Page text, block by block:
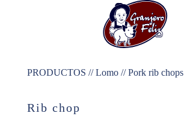
PRODUCTOS // Lomo // Pork rib chops
Rib chop